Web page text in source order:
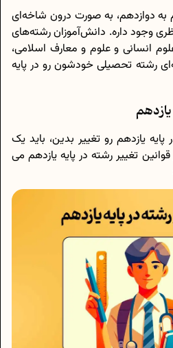
به دوازدهم، به صورت درون شاخه‌ای
وجود داره. دانش‌آموزان رشته‌های
انسانی و علوم و معارف اسلامی،
رشته تحصیلی خودشون رو در پایه
یازدهم رو تغییر بدین، باید یک
تغییر رشته در پایه یازدهم می